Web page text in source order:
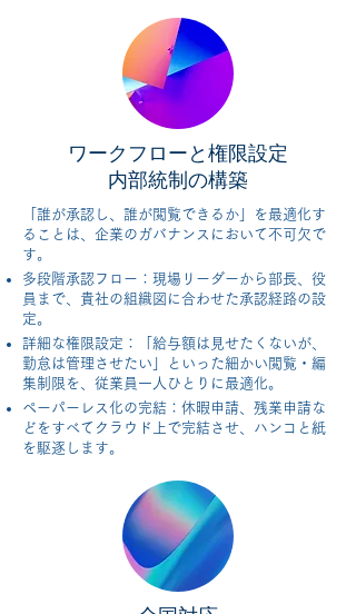
ワークフローと権限設定
内部統制の構築
「誰が承認し、誰が閲覧できるか」を最適化す
ることは、企業のガバナンスにおいて不可欠で
す。
多段階承認フロー：現場リーダーから部長、役
員まで、貴社の組織図に合わせた承認経路の設
定。
詳細な権限設定：「給与額は見せたくないが、
勤怠は管理させたい」といった細かい閲覧・編
集制限を、従業員一人ひとりに最適化。
ペーパーレス化の完結：休暇申請、残業申請な
どをすべてクラウド上で完結させ、ハンコと紙
を駆逐します。